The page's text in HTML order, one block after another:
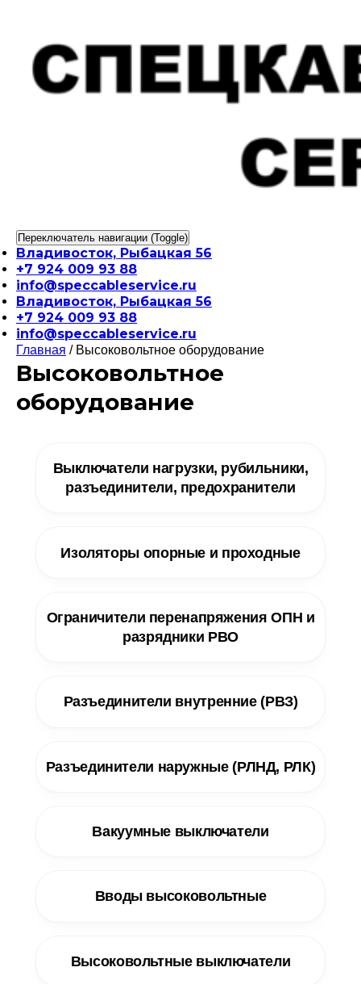
содержимому
Переключатель навигации (Toggle)
Владивосток, Рыбацкая 56
+7 924 009 93 88
info@speccableservice.ru
Владивосток, Рыбацкая 56
+7 924 009 93 88
info@speccableservice.ru
Главная / Высоковольтное оборудование
Высоковольтное
оборудование
Выключатели нагрузки, рубильники,
разъединители, предохранители
Изоляторы опорные и проходные
Ограничители перенапряжения ОПН и
разрядники РВО
Разъединители внутренние (РВЗ)
Разъединители наружные (РЛНД, РЛК)
Вакуумные выключатели
Вводы высоковольтные
Высоковольтные выключатели